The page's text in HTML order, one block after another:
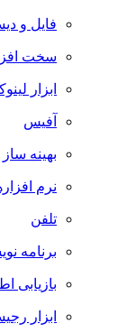
فایل و
سخت
ابزار
آفیس
بهینه ساز
نرم
تلفن
برنامه
بازیابی
ابزار